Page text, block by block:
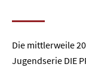
Die mittlerweile
Jugendserie DIE